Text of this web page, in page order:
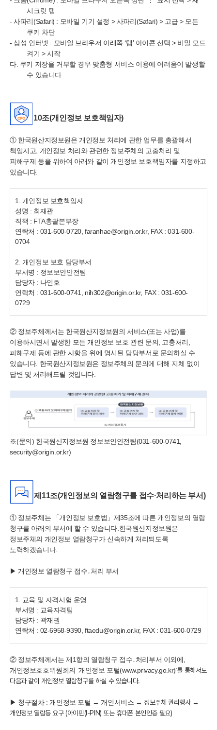
시크릿 탭
- 사파리(Safari) : 모바일 기기 설정 > 사파리(Safari) > 고급 > 모든
쿠키 차단
- 삼성 인터넷 : 모바일 브라우저 아래쪽 ‘탭’ 아이콘 선택 > 비밀 모드
켜기 > 시작
다. 쿠키 저장을 거부할 경우 맞춤형 서비스 이용에 어려움이 발생할
수 있습니다.
10조(개인정보 보호책임자)
① 한국원산지정보원은 개인정보 처리에 관한 업무를 총괄해서
책임지고, 개인정보 처리와 관련한 정보주체의 고충처리 및
피해구제 등을 위하여 아래와 같이 개인정보 보호책임자를 지정하고
있습니다.
1. 개인정보 보호책임자
성명 : 최재관
직책 : FTA총괄본부장
연락처 : 031-600-0720, faranhae@origin.or.kr, FAX : 031-600-
0704
2. 개인정보 보호 담당부서
부서명 : 정보보안안전팀
담당자 : 나인호
연락처 : 031-600-0741, nih302@origin.or.kr, FAX : 031-600-
0729
② 정보주체께서는 한국원산지정보원의 서비스(또는 사업)를
이용하시면서 발생한 모든 개인정보 보호 관련 문의, 고충처리,
피해구제 등에 관한 사항을 위에 명시된 담당부서로 문의하실 수
있습니다. 한국원산지정보원은 정보주체의 문의에 대해 지체 없이
답변 및 처리해드릴 것입니다.
※(문의) 한국원산지정보원 정보보안안전팀(031-600-0741,
security@origin.or.kr)
제11조(개인정보의 열람청구를 접수·처리하는 부서)
① 정보주체는 「개인정보 보호법」제35조에 따른 개인정보의 열람
청구를 아래의 부서에 할 수 있습니다. 한국원산지정보원은
정보주체의 개인정보 열람청구가 신속하게 처리되도록
노력하겠습니다.
▶ 개인정보 열람청구 접수․처리 부서
1. 교육 및 자격시험 운영
부서명 : 교육자격팀
담당자 : 곽재권
연락처 : 02-6958-9390, ftaedu@origin.or.kr, FAX : 031-600-0729
② 정보주체께서는 제1항의 열람청구 접수․처리부서 이외에,
개인정보호호위원회의 ‘개인정보 포털(www.privacy.go.kr)’를 통해서도
다음과 같이 개인정보 열람청구를 하실 수 있습니다.
▶ 청구절차 : 개인정보 포털 → 개인서비스 → 정보주체 권리행사 →
개인정보 열람등 요구 (아이핀(I-PIN) 또는 휴대폰 본인인증 필요)